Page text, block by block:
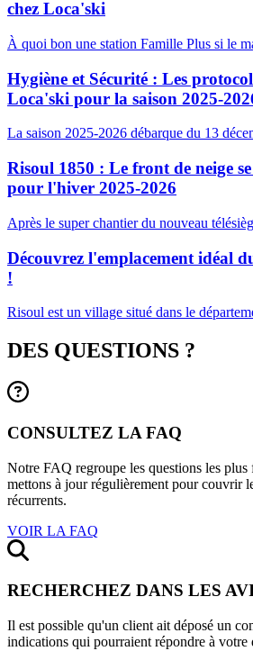
chez Loca'ski
À quoi bon une station Famille Plus si le
Hygiène et Sécurité : Les
Loca'ski pour la saison 2025-
La saison 2025-2026 débarque du 13
Risoul 1850 : Le front de neige
pour l'hiver 2025-2026
Après le super chantier du nouveau
Découvrez l'emplacement idéal
!
Risoul est un village situé dans le
DES QUESTIONS ?
CONSULTEZ LA FAQ
Notre FAQ regroupe les questions les plus
mettons à jour régulièrement pour couvrir
récurrents.
VOIR LA FAQ
RECHERCHEZ DANS LES
Il est possible qu'un client ait déposé un
indications qui pourraient répondre à votre